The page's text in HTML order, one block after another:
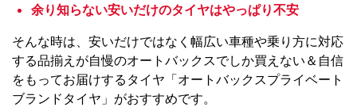
余り知らない安いだけのタイヤはやっぱり不安
そんな時は、安いだけではなく幅広い車種や乗り方に対応
する品揃えが自慢のオートバックスでしか買えない＆自信
をもってお届けするタイヤ「オートバックスプライベート
ブランドタイヤ」がおすすめです。